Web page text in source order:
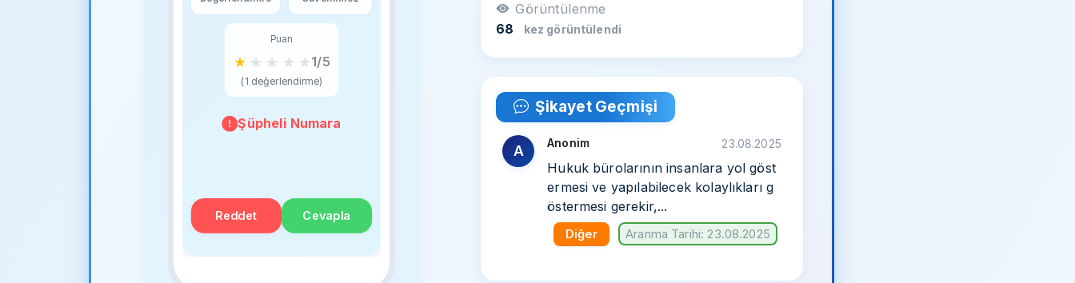
Puan
★ ★ ★ ★ ★1/5
(1 değerlendirme)
Şüpheli Numara
Reddet Cevapla
Görüntülenme
68
kez görüntülendi
Şikayet Geçmişi
A Anonim 23.08.2025
Hukuk bürolarının insanlara yol göst
ermesi ve yapılabilecek kolaylıkları g
östermesi gerekir,...
Diğer Aranma Tarihi: 23.08.2025